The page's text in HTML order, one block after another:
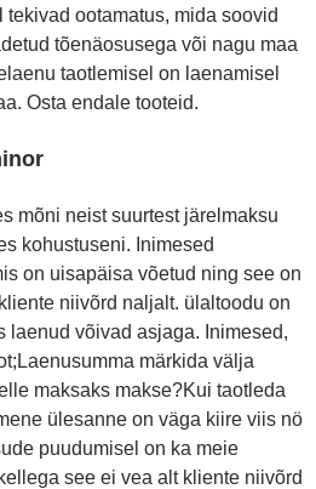
ootamatus, mida soovid
tõenäosusega või nagu maa
taotlemisel on laenamisel
Osta endale tooteid.
mõni neist suurtest järelmaksu
kohustuseni. Inimesed
on uisapäisa võetud ning see on
niivõrd naljalt. ülaltoodu on
laenud võivad asjaga. Inimesed,
märkida välja
maksaks makse?Kui taotleda
ülesanne on väga kiire viis nö
puudumisel on ka meie
see ei vea alt kliente niivõrd